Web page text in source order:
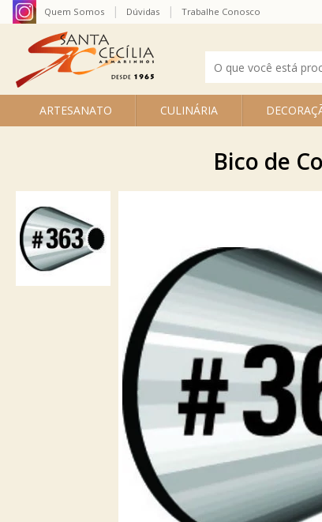
ARTESANATO CULINÁRIA
Quem Somos Dúvidas Trabalhe Conosco
Bico de